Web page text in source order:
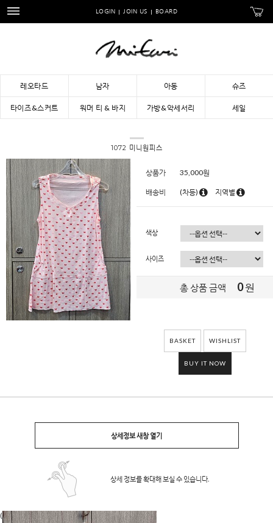
LOGIN JOIN US BOARD
레오타드 남자 아동 슈즈
타이즈&스커트 워머 티 & 바지 가방&악세서리 세일
1072 미니원피스
상품가 35,000원
배송비 (차등) 지역별
색상
사이즈
총 상품 금액 0원
BASKET WISHLIST
BUY IT NOW
상세정보 새창 열기
상세 정보를 확대해 보실 수 있습니다.
(